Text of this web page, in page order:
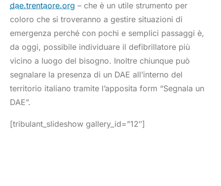
dae.trentaore.org – che è un utile strumento per
coloro che si troveranno a gestire situazioni di
emergenza perché con pochi e semplici passaggi è,
da oggi, possibile individuare il defibrillatore più
vicino a luogo del bisogno. Inoltre chiunque può
segnalare la presenza di un DAE all’interno del
territorio italiano tramite l’apposita form “Segnala un
DAE”.
[tribulant_slideshow gallery_id=”12″]